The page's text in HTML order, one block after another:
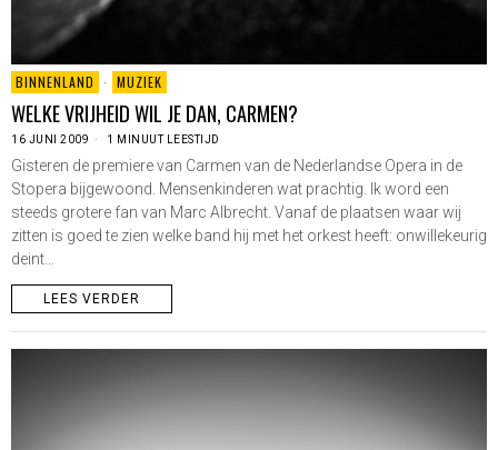
BINNENLAND · MUZIEK
WELKE VRIJHEID WIL JE DAN, CARMEN?
16 JUNI 2009 1 MINUUT LEESTIJD
Gisteren de premiere van Carmen van de Nederlandse Opera in de
Stopera bijgewoond. Mensenkinderen wat prachtig. Ik word een
steeds grotere fan van Marc Albrecht. Vanaf de plaatsen waar wij
zitten is goed te zien welke band hij met het orkest heeft: onwillekeurig
deint…
LEES VERDER